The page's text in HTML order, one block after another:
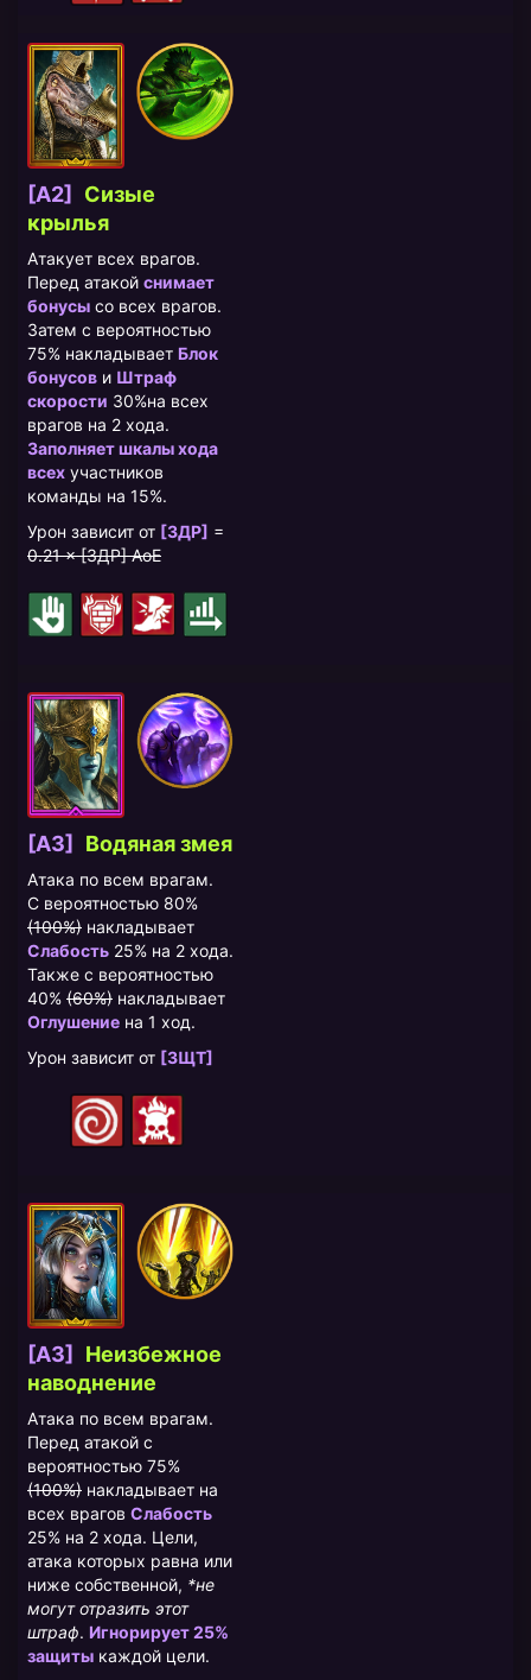
[A2]
Сизые
крылья
Атакует всех врагов.
Перед атакой снимает
бонусы со всех врагов.
Затем с вероятностью
75% накладывает Блок
бонусов и Штраф
скорости 30%на всех
врагов на 2 хода.
Заполняет шкалы хода
всех участников
команды на 15%.
Урон зависит от [ЗДР] =
0.21 × [ЗДР] AoE
[A3] Водяная змея
Атака по всем врагам.
С вероятностью 80%
(100%) накладывает
Слабость 25% на 2 хода.
Также с вероятностью
40% (60%) накладывает
Оглушение на 1 ход.
Урон зависит от [ЗЩТ]
[A3]
Неизбежное
наводнение
Атака по всем врагам.
Перед атакой с
вероятностью 75%
(100%) накладывает на
всех врагов Слабость
25% на 2 хода. Цели,
атака которых равна или
ниже собственной, *не
могут отразить этот
штраф. Игнорирует 25%
защиты каждой цели.